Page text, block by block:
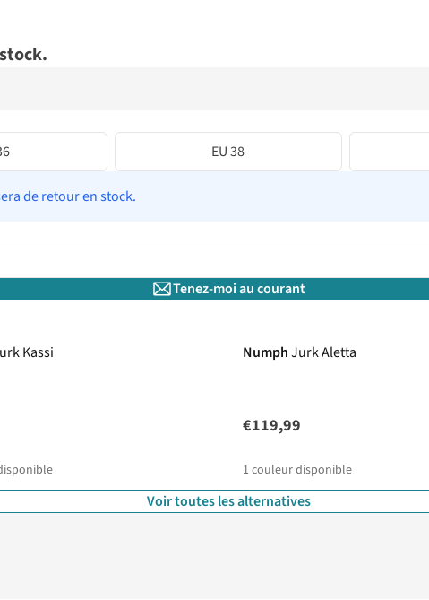
EU 38
de retour en stock.
Tenez-moi au courant
Kassi NumphJurk Aletta
€119,99
1 couleur disponible
Voir toutes les alternatives